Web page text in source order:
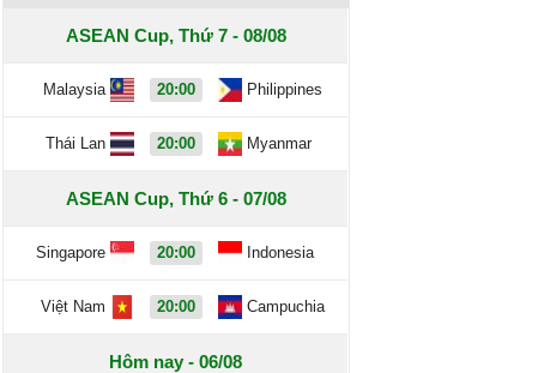
ASEAN Cup, Thứ 7 - 08/08
Malaysia 20:00 Philippines
Thái Lan 20:00 Myanmar
ASEAN Cup, Thứ 6 - 07/08
Singapore 20:00 Indonesia
Việt Nam 20:00 Campuchia
Hôm nay - 06/08